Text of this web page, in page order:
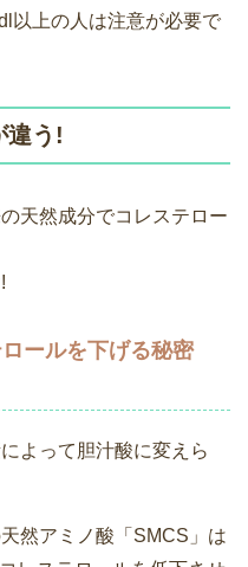
以上の人は注意が必要で
違う!
天然成分でコレステロー
ールを下げる秘密
よって胆汁酸に変えら
然アミノ酸「SMCS」は